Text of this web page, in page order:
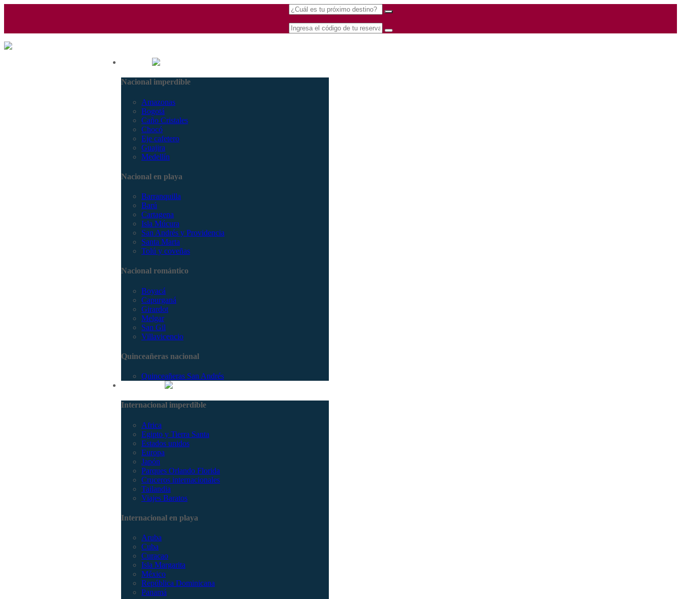
Nacional imperdible
Amazonas
Bogotá
Caño Cristales
Chocó
Eje cafetero
Guajira
Medellín
Nacional en playa
Barranquilla
Barú
Cartagena
Isla Múcura
San Andrés y Providencia
Santa Marta
Tolú y coveñas
Nacional romántico
Boyacá
Capurganá
Girardot
Melgar
San Gil
Villavicencio
Quinceañeras nacional
Quinceañeras San Andrés
Internacional imperdible
Africa
Egipto y Tierra Santa
Estados unidos
Europa
Japón
Parques Orlando Florida
Cruceros internacionales
Tailandia
Viajes Baratos
Internacional en playa
Aruba
Cuba
Curacao
Isla Margarita
México
República Dominicana
Panamá